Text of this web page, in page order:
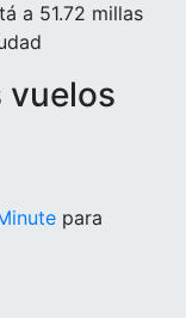
a 51.72 millas
vuelos
para